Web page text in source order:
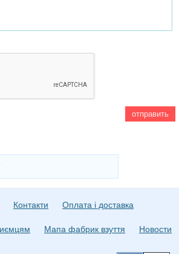
Контакти Оплата і доставка
Мапа фабрик взуття Новости